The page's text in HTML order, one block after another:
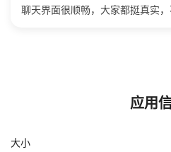
聊天界面很顺畅，大家都挺真实，
应用
大小